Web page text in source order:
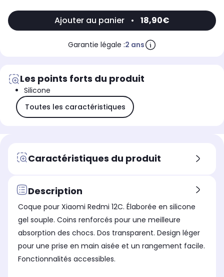
Ajouter au panier • 18,90€
Garantie légale :2 ans
Les points forts du produit
Silicone
Toutes les caractéristiques
Caractéristiques du produit
Description
Coque pour Xiaomi Redmi 12C. Élaborée en silicone
gel souple. Coins renforcés pour une meilleure
absorption des chocs. Dos transparent. Design léger
pour une prise en main aisée et un rangement facile.
Fonctionnalités accessibles.